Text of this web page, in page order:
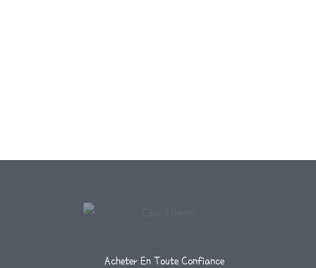
Acheter En Toute Confiance